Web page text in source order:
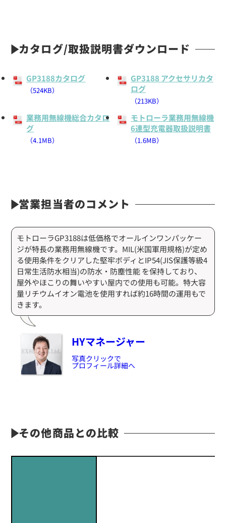
カタログ/取扱説明書ダウンロード
GP3188カタログ
（524KB）
GP3188 アクセサリカタ
ログ
（213KB）
業務用無線機総合カタロ
グ
（4.1MB）
モトローラ業務用無線機
6連型充電器取扱説明書
（1.6MB）
営業担当者のコメント
HYマネージャー
写真クリックで
プロフィール詳細へ
モトローラGP3188は低価格でオールインワンパッケー
ジが特長の業務用無線機です。MIL(米国軍用規格)が定め
る使用条件をクリアした堅牢ボディとIP54(JIS保護等級4
日常生活防水相当)の防水・防塵性能 を保持しており、
屋外やほこりの舞いやすい屋内での使用も可能。特大容
量リチウムイオン電池を使用すれば約16時間の運用もで
きます。
その他商品との比較